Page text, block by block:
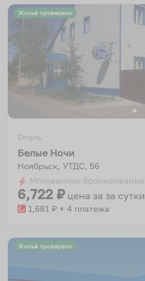
Жильё проверено
Отель
Белые Ночи
Ноябрьск, УТДС, 56
Мгновенное бронирование
6,722 ₽ цена за за сутки
1,681 ₽ × 4 платежа
Жильё проверено